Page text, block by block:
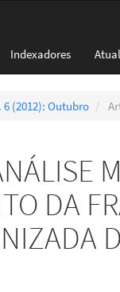
Indexadores Atual
6 (2012): Outubro
DA